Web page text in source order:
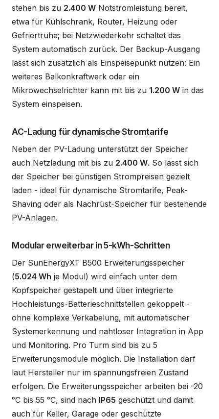
stehen bis zu 2.400 W Notstromleistung bereit,
etwa für Kühlschrank, Router, Heizung oder
Gefriertruhe; bei Netzwiederkehr schaltet das
System automatisch zurück. Der Backup-Ausgang
lässt sich zusätzlich als Einspeisepunkt nutzen: Ein
weiteres Balkonkraftwerk oder ein
Mikrowechselrichter kann mit bis zu 1.200 W in das
System einspeisen.
AC-Ladung für dynamische Stromtarife
Neben der PV-Ladung unterstützt der Speicher
auch Netzladung mit bis zu 2.400 W. So lässt sich
der Speicher bei günstigen Strompreisen gezielt
laden - ideal für dynamische Stromtarife, Peak-
Shaving oder als Nachrüst-Speicher für bestehende
PV-Anlagen.
Modular erweiterbar in 5-kWh-Schritten
Der SunEnergyXT B500 Erweiterungsspeicher
(5.024 Wh je Modul) wird einfach unter dem
Kopfspeicher gestapelt und über integrierte
Hochleistungs-Batterieschnittstellen gekoppelt -
ohne komplexe Verkabelung, mit automatischer
Systemerkennung und nahtloser Integration in App
und Monitoring. Pro Turm sind bis zu 5
Erweiterungsmodule möglich. Die Installation darf
laut Hersteller nur im spannungsfreien Zustand
erfolgen. Die Erweiterungsspeicher arbeiten bei -20
°C bis 55 °C, sind nach IP65 geschützt und damit
auch für Keller, Garage oder geschützte